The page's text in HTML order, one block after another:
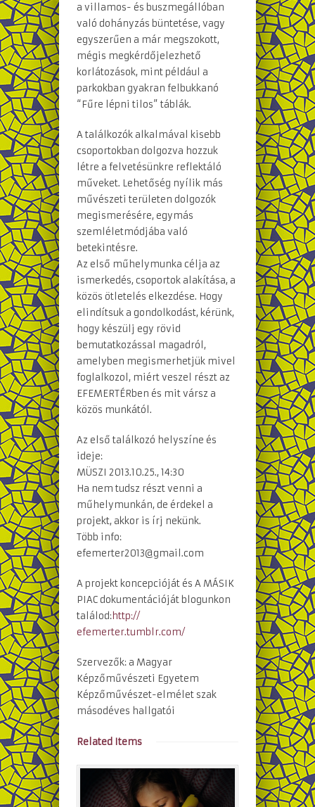
a villamos- és buszmegállóban
való dohányzás büntetése, vagy
egyszerűen a már megszokott,
mégis megkérdőjelezhető
korlátozások, mint például a
parkokban gyakran felbukkanó
“Fűre lépni tilos” táblák.
A találkozók alkalmával kisebb
csoportokban dolgozva hozzuk
létre a felvetésünkre reflektáló
műveket. Lehetőség nyílik más
művészeti területen dolgozók
megismerésére, egymás
szemléletmódjába való
betekintésre.
Az első műhelymunka célja az
ismerkedés, csoportok alakítása, a
közös ötletelés elkezdése. Hogy
elindítsuk a gondolkodást, kérünk,
hogy készülj egy rövid
bemutatkozással magadról,
amelyben megismerhetjük mivel
foglalkozol, miért veszel részt az
EFEMERTÉRben és mit vársz a
közös munkától.
Az első találkozó helyszíne és
ideje:
MÜSZI 2013.10.25., 14:30
Ha nem tudsz részt venni a
műhelymunkán, de érdekel a
projekt, akkor is írj nekünk.
Több info:
efemerter2013@gmail.com
A projekt koncepcióját és A MÁSIK
PIAC dokumentációját blogunkon
találod:http://
efemerter.tumblr.com/
Szervezők: a Magyar
Képzőművészeti Egyetem
Képzőművészet-elmélet szak
másodéves hallgatói
Related Items